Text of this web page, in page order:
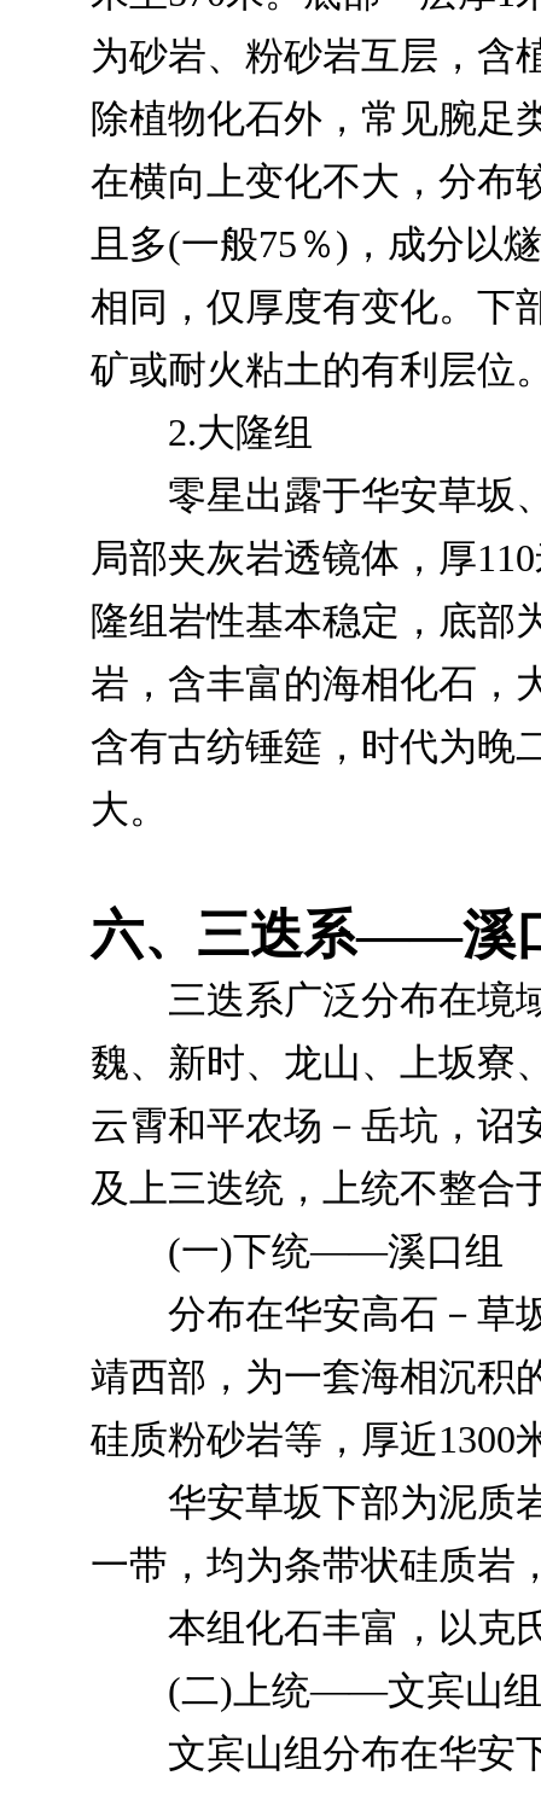
为砂岩、粉砂岩互层，含
除植物化石外，常见腕足
在横向上变化不大，分布
且多(一般75％)，成分以
相同，仅厚度有变化。下
矿或耐火粘土的有利层位
2.大隆组
零星出露于华安草坂、
局部夹灰岩透镜体，厚
隆组岩性基本稳定，底部
岩，含丰富的海相化石，
含有古纺锤筵，时代为晚
大。
六、三迭系——溪
三迭系广泛分布在境域
魏、新时、龙山、上坂寮
云霄和平农场－岳坑，诏
及上三迭统，上统不整合
(一)下统——溪口组
分布在华安高石－草坂
靖西部，为一套海相沉积
硅质粉砂岩等，厚近1300
华安草坂下部为泥质岩
一带，均为条带状硅质岩
本组化石丰富，以克
(二)上统——文宾山组
文宾山组分布在华安下